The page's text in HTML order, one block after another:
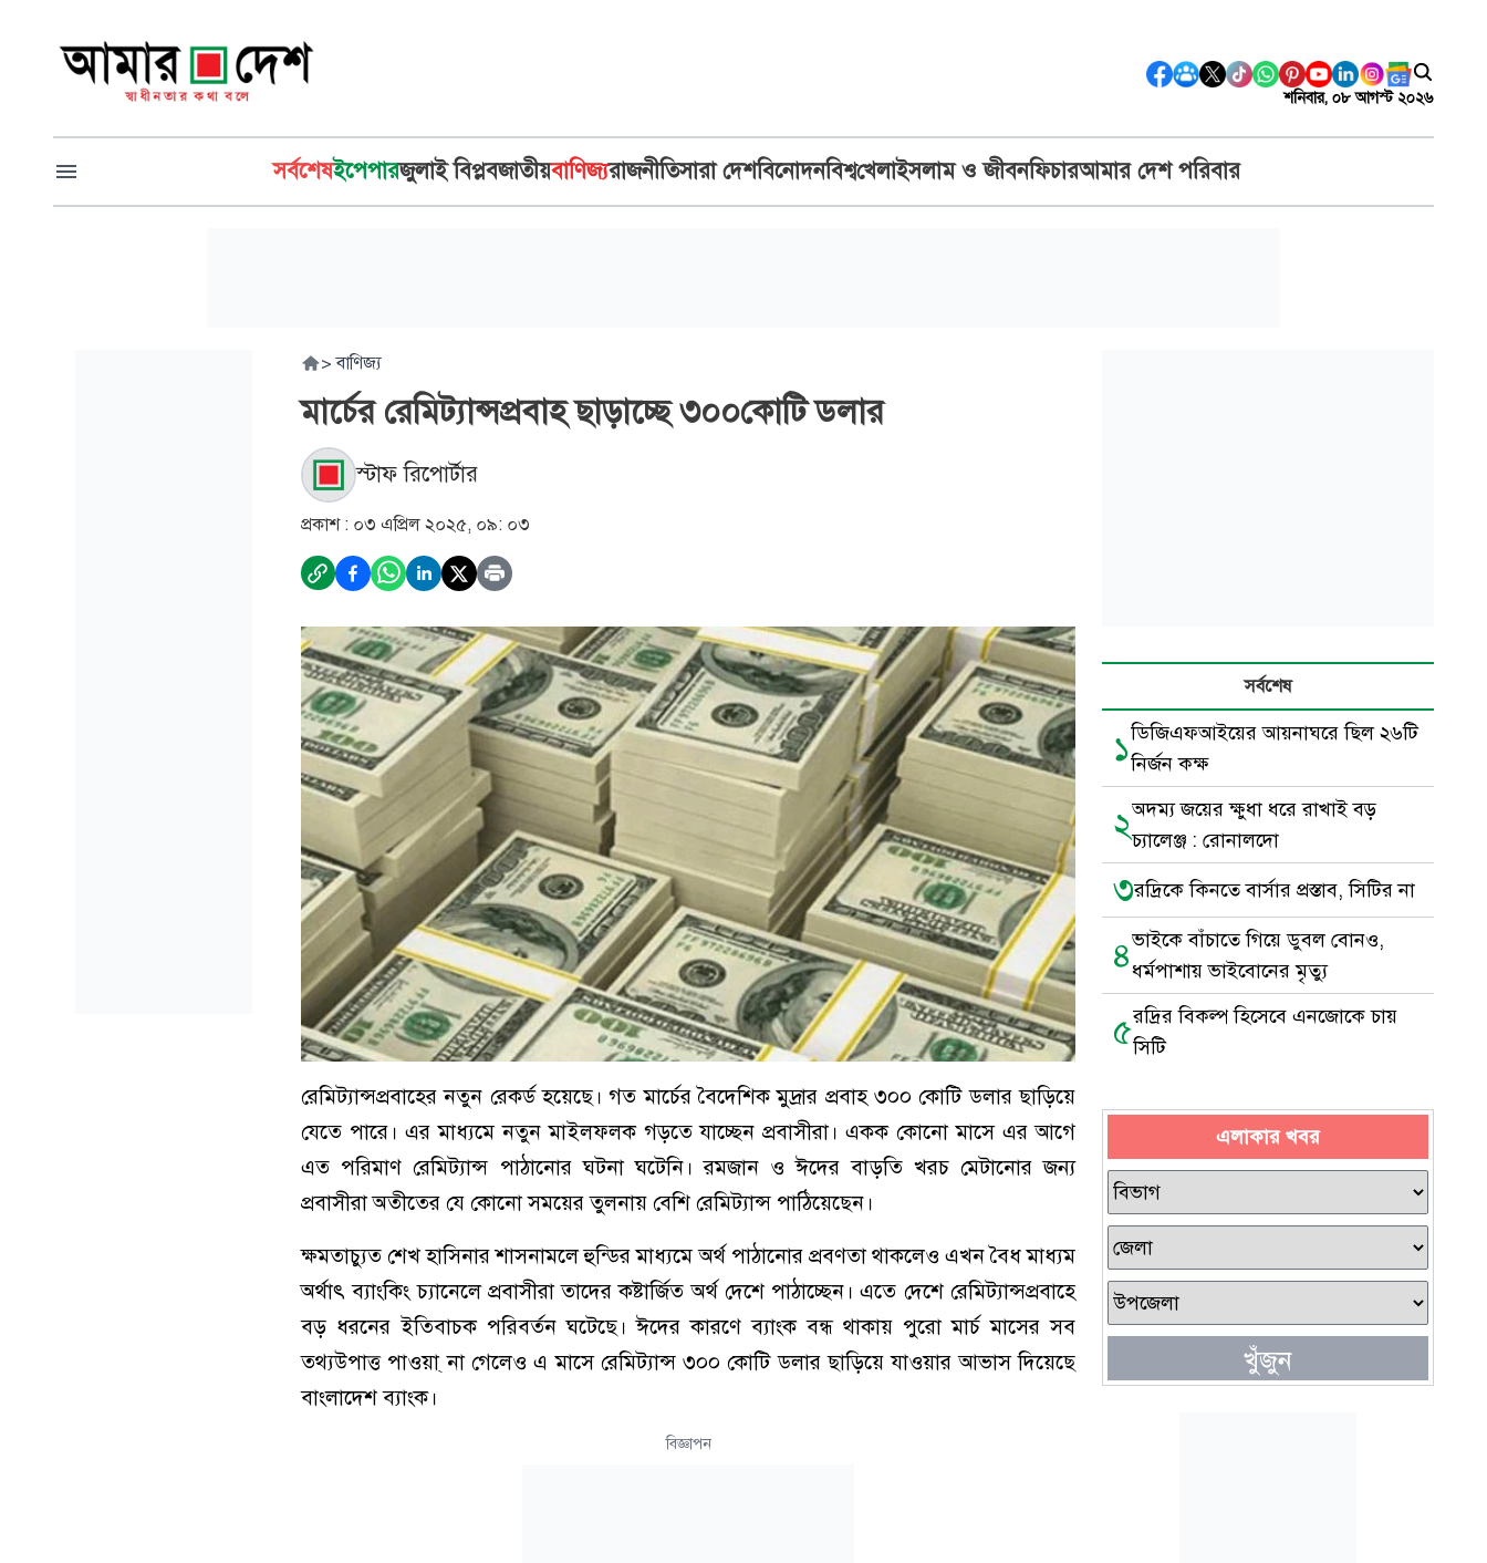
শনিবার, ০৮ আগস্ট ২০২৬
সর্বশেষইপেপারজুলাই বিপ্লবজাতীয়বাণিজ্যরাজনীতিসারা দেশবিনোদনবিশ্বখেলাইসলাম ও জীবনফিচারআমার দেশ পরিবার
> বাণিজ্য
মার্চের রেমিট্যান্সপ্রবাহ ছাড়াচ্ছে ৩০০কোটি ডলার
স্টাফ রিপোর্টার
প্রকাশ : ০৩ এপ্রিল ২০২৫, ০৯: ০৩
রেমিট্যান্সপ্রবাহের নতুন রেকর্ড হয়েছে। গত মার্চের বৈদেশিক মুদ্রার প্রবাহ ৩০০ কোটি ডলার ছাড়িয়ে
যেতে পারে। এর মাধ্যমে নতুন মাইলফলক গড়তে যাচ্ছেন প্রবাসীরা। একক কোনো মাসে এর আগে
এত পরিমাণ রেমিট্যান্স পাঠানোর ঘটনা ঘটেনি। রমজান ও ঈদের বাড়তি খরচ মেটানোর জন্য
প্রবাসীরা অতীতের যে কোনো সময়ের তুলনায় বেশি রেমিট্যান্স পাঠিয়েছেন।
ক্ষমতাচ্যুত শেখ হাসিনার শাসনামলে হুন্ডির মাধ্যমে অর্থ পাঠানোর প্রবণতা থাকলেও এখন বৈধ মাধ্যম
অর্থাৎ ব্যাংকিং চ্যানেলে প্রবাসীরা তাদের কষ্টার্জিত অর্থ দেশে পাঠাচ্ছেন। এতে দেশে রেমিট্যান্সপ্রবাহে
বড় ধরনের ইতিবাচক পরিবর্তন ঘটেছে। ঈদের কারণে ব্যাংক বন্ধ থাকায় পুরো মার্চ মাসের সব
তথ্যউপাত্ত পাওয়া্ না গেলেও এ মাসে রেমিট্যান্স ৩০০ কোটি ডলার ছাড়িয়ে যাওয়ার আভাস দিয়েছে
বাংলাদেশ ব্যাংক।
বিজ্ঞাপন
সর্বশেষ
১ডিজিএফআইয়ের আয়নাঘরে ছিল ২৬টি
নির্জন কক্ষ
২অদম্য জয়ের ক্ষুধা ধরে রাখাই বড়
চ্যালেঞ্জ : রোনালদো
৩রদ্রিকে কিনতে বার্সার প্রস্তাব, সিটির না
৪ভাইকে বাঁচাতে গিয়ে ডুবল বোনও,
ধর্মপাশায় ভাইবোনের মৃত্যু
৫রদ্রির বিকল্প হিসেবে এনজোকে চায়
সিটি
এলাকার খবর
খুঁজুন